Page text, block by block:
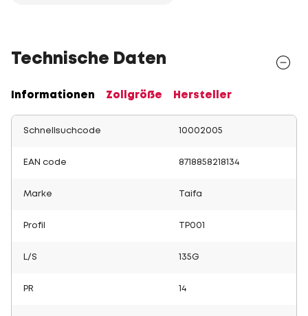
Technische Daten
Informationen Zollgröße Hersteller
Schnellsuchcode 10002005
EAN code 8718858218134
Marke Taifa
Profil TP001
L/S 135G
PR 14